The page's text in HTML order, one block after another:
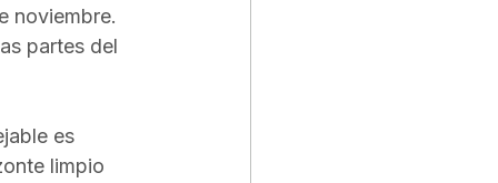
noviembre.
partes del
es
limpio